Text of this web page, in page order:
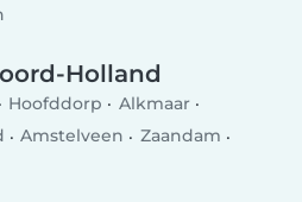
Holland
Hoofddorp
Alkmaar
Amstelveen
Zaandam